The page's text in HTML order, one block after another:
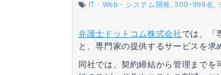
IT・Web・システム開発
300~999名
弁護士ドットコム株式会社では、「
と、専門家の提供するサービスを求
同社では、契約締結から管理までを